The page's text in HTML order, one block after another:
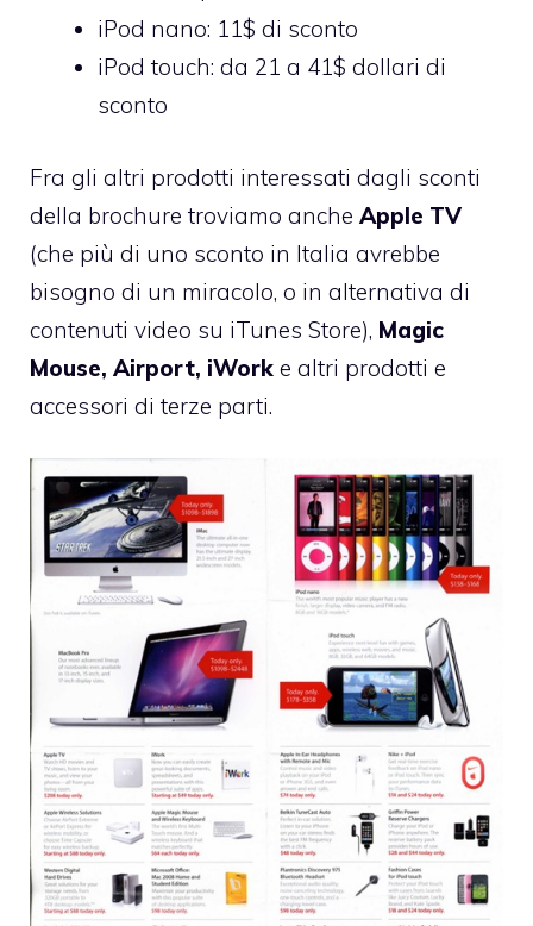
iPod nano: 11$ di sconto
iPod touch: da 21 a 41$ dollari di
sconto
Fra gli altri prodotti interessati dagli sconti
della brochure troviamo anche Apple TV
(che più di uno sconto in Italia avrebbe
bisogno di un miracolo, o in alternativa di
contenuti video su iTunes Store), Magic
Mouse, Airport, iWork e altri prodotti e
accessori di terze parti.